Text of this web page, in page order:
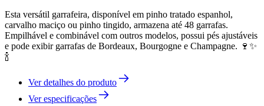
Esta versátil garrafeira, disponível em pinho tratado espanhol,
carvalho maciço ou pinho tingido, armazena até 48 garrafas.
Empilhável e combinável com outros modelos, possui pés ajustáveis
e pode exibir garrafas de Bordeaux, Bourgogne e Champagne. 🍷✨
🍾
Ver detalhes do produto
Ver especificações